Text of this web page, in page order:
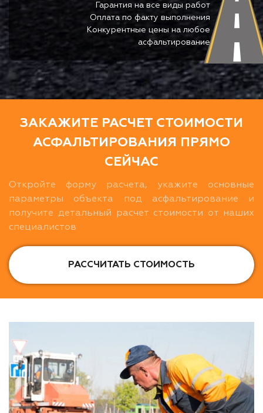
Гарантия на все виды работ
Оплата по факту выполнения
Конкурентные цены на любое
асфальтирование
ЗАКАЖИТЕ РАСЧЕТ СТОИМОСТИ
АСФАЛЬТИРОВАНИЯ ПРЯМО
СЕЙЧАС
Откройте форму расчета, укажите основные
параметры объекта под асфальтирование и
получите детальный расчет стоимости от наших
специалистов
РАССЧИТАТЬ СТОИМОСТЬ